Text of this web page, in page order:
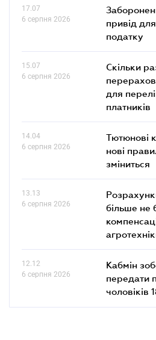
17.07
6 серпня 2026
привід
податку
15.07
6 серпня 2026
Скільки
для
платників
14.04
6 серпня 2026
Тютюнові
нові
зміниться
13.13
6 серпня 2026
більше не
12.12
6 серпня 2026
Кабмін
передати
чоловіків